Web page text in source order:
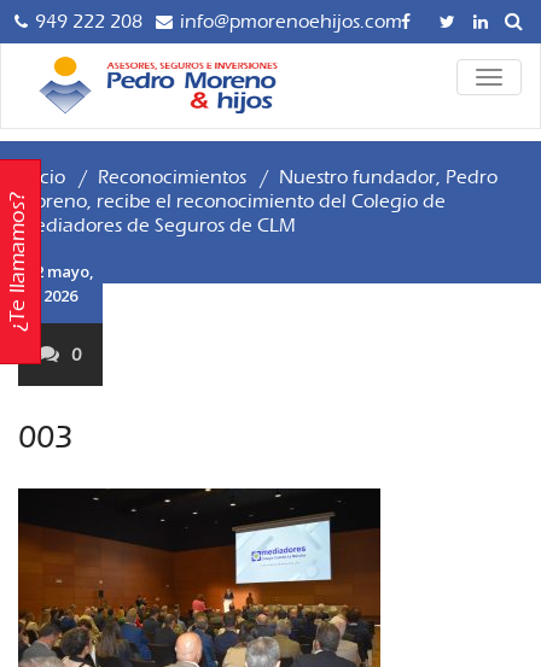
949 222 208 info@pmorenoehijos.com
Saltar
al
contenido
Pedro
hijos
Asesoría y
Empresas,
Autónomos y
Particulares,
Seguros AXA.
LA
Inicio / Reconocimientos / Nuestro fundador, Pedro
Moreno, recibe el reconocimiento del Colegio de
Mediadores de Seguros de CLM
003
22 mayo,
2026
0
003
¿Te llamamos?